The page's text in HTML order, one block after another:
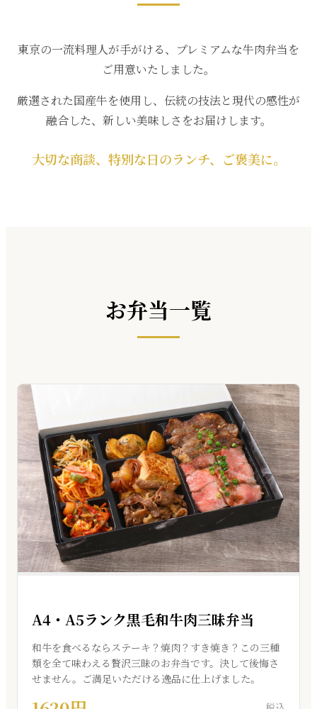
東京の一流料理人が手がける、プレミアムな牛肉弁当を
ご用意いたしました。
厳選された国産牛を使用し、伝統の技法と現代の感性が
融合した、新しい美味しさをお届けします。
大切な商談、特別な日のランチ、ご褒美に。
お弁当一覧
A4・A5ランク黒毛和牛肉三昧弁当
和牛を食べるならステーキ？焼肉？すき焼き？この三種
類を全て味わえる贅沢三昧のお弁当です。決して後悔さ
せません。ご満足いただける逸品に仕上げました。